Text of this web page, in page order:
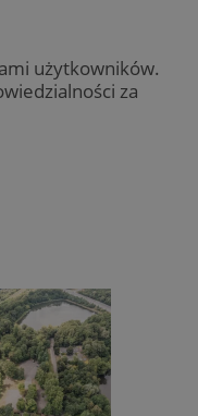
użytkowników.
za